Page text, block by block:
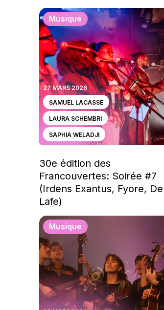
Musique
27 MARS 2026
SAMUEL LACASSE
LAURA SCHEMBRI
SAPHIA WELADJI
30e édition des
Francouvertes: Soirée #7
(Irdens Exantus, Fyore, De
Lafe)
Musique